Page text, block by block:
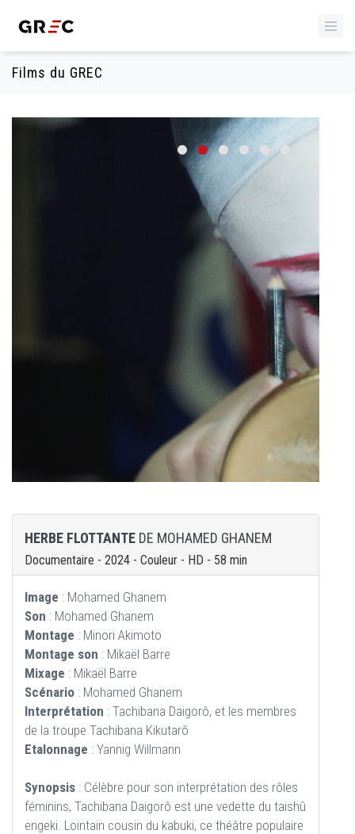
Films du GREC
HERBE FLOTTANTE DE MOHAMED GHANEM
Documentaire - 2024 - Couleur - HD - 58 min
Image : Mohamed Ghanem
Son : Mohamed Ghanem
Montage : Minori Akimoto
Montage son : Mikaël Barre
Mixage : Mikaël Barre
Scénario : Mohamed Ghanem
Interprétation : Tachibana Daigorô, et les membres
de la troupe Tachibana Kikutarô
Etalonnage : Yannig Willmann
Synopsis : Célèbre pour son interprétation des rôles
féminins, Tachibana Daigorô est une vedette du taishû
engeki. Lointain cousin du kabuki, ce théâtre populaire